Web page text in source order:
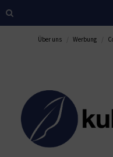
Über uns Werbung